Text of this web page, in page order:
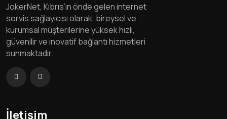
JokerNet, Kıbrıs’ın önde gelen internet
servis sağlayıcısı olarak, bireysel ve
kurumsal müşterilerine yüksek hızlı,
güvenilir ve inovatif bağlantı hizmetleri
sunmaktadır.
İletişim